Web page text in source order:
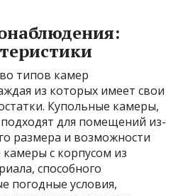
типов камер
из которых имеет свои
Купольные камеры,
для помещений из-
размера и возможности
с корпусом из
способного
погодные условия,